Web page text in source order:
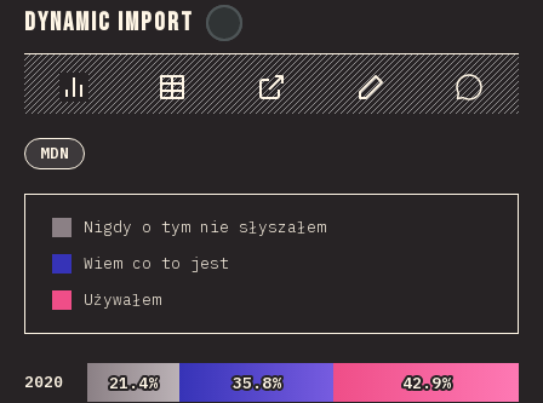
Dynamic Import
Chart Data Share Customize Data
Comments
MDN
Nigdy o tym nie słyszałem
Wiem co to jest
Używałem
2020 21.4%
21.4% 35.8%
35.8% 42.9%
42.9%